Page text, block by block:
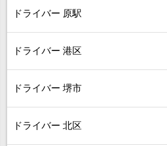
ドライバー 原駅
ドライバー 港区
ドライバー 堺市
ドライバー 北区